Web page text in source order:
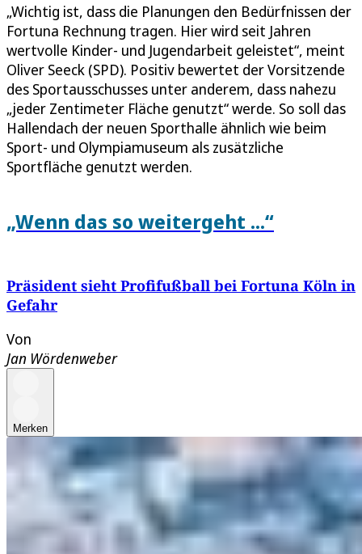
„Wichtig ist, dass die Planungen den Bedürfnissen der
Fortuna Rechnung tragen. Hier wird seit Jahren
wertvolle Kinder- und Jugendarbeit geleistet“, meint
Oliver Seeck (SPD). Positiv bewertet der Vorsitzende
des Sportausschusses unter anderem, dass nahezu
„jeder Zentimeter Fläche genutzt“ werde. So soll das
Hallendach der neuen Sporthalle ähnlich wie beim
Sport- und Olympiamuseum als zusätzliche
Sportfläche genutzt werden.
„Wenn das so weitergeht ...“
Präsident sieht Profifußball bei Fortuna Köln in
Gefahr
Von
Jan Wördenweber
Merken